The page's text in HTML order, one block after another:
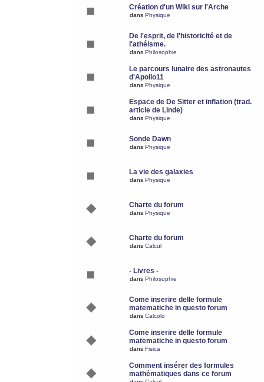
Création d'un Wiki sur l'Arche
dans Physique
De l'esprit, de l'historicité et de
l'athéisme.
dans Philosophie
Le parcours lunaire des astronautes
d'Apollo11
dans Physique
Espace de De Sitter et inflation (trad.
article de Linde)
dans Physique
Sonde Dawn
dans Physique
La vie des galaxies
dans Physique
Charte du forum
dans Physique
Charte du forum
dans Calcul
- Livres -
dans Philosophie
Come inserire delle formule
matematiche in questo forum
dans Calcolo
Come inserire delle formule
matematiche in questo forum
dans Fisica
Comment insérer des formules
mathématiques dans ce forum